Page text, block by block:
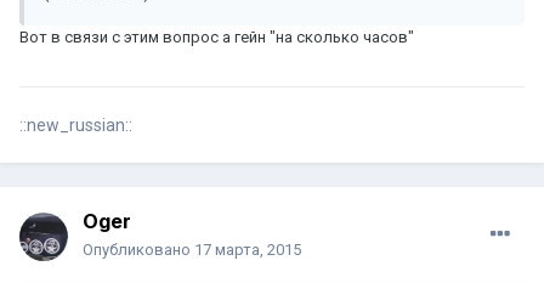
Вот в связи с этим вопрос а гейн "на сколько часов"
::new_russian::
Oger
Опубликовано 17 марта, 2015